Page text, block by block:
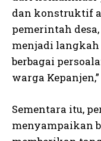
dan konstruktif
pemerintah
menjadi langkah
berbagai
warga
Sementara itu,
menyampaikan